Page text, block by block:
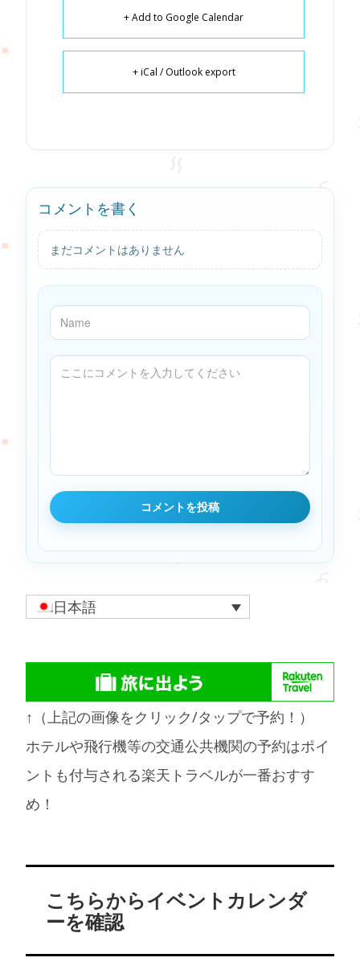
+ Add to Google Calendar
+ iCal / Outlook export
コメントを書く
まだコメントはありません
日本語
↑（上記の画像をクリック/タップで予約！）
ホテルや飛行機等の交通公共機関の予約はポイ
ントも付与される楽天トラベルが一番おすす
め！
こちらからイベントカレンダ
ーを確認